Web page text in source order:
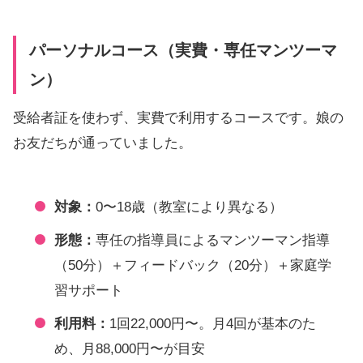
パーソナルコース（実費・専任マンツーマ
ン）
受給者証を使わず、実費で利用するコースです。娘の
お友だちが通っていました。
対象： 0〜18歳（教室により異なる）
形態： 専任の指導員によるマンツーマン指導
（50分）＋フィードバック（20分）＋家庭学
習サポート
利用料： 1回22,000円〜。月4回が基本のた
め、月88,000円〜が目安